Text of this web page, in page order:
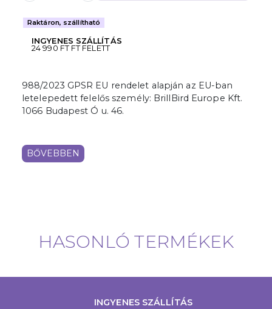
Raktáron, szállítható
INGYENES SZÁLLÍTÁS
24 990 FT FT FELETT
988/2023 GPSR EU rendelet alapján az EU-ban
letelepedett felelős személy: BrillBird Europe Kft.
1066 Budapest Ó u. 46.
BŐVEBBEN
HASONLÓ TERMÉKEK
INGYENES SZÁLLÍTÁS